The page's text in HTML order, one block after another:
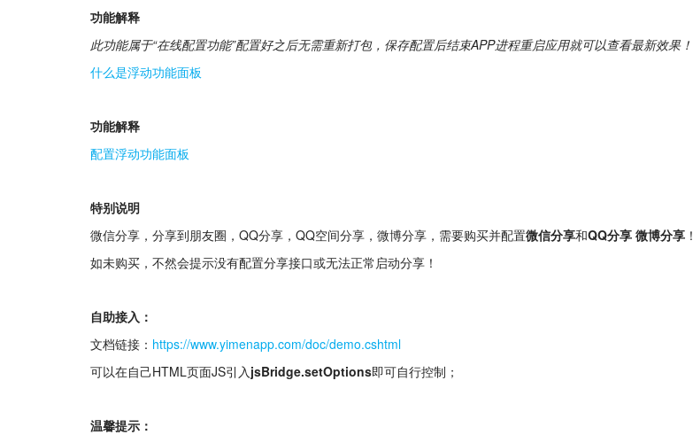
功能解释
此功能属于“在线配置功能”配置好之后无需重新打包，保存配置后结束APP进程重启应用就可以查看最新效果！
什么是浮动功能面板
功能解释
配置浮动功能面板
特别说明
微信分享，分享到朋友圈，QQ分享，QQ空间分享，微博分享，需要购买并配置微信分享和QQ分享 微博分享 ！
如未购买，不然会提示没有配置分享接口或无法正常启动分享！
自助接入：
文档链接： https://www.yimenapp.com/doc/demo.cshtml
可以在自己HTML页面JS引入jsBridge.setOptions即可自行控制；
温馨提示：